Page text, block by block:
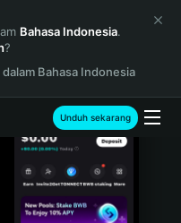
Bahasa Indonesia.
?
Bahasa Indonesia
Unduh sekarang